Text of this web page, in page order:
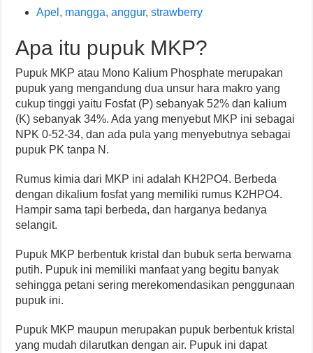
Apel, mangga, anggur, strawberry
Apa itu pupuk MKP?
Pupuk MKP atau Mono Kalium Phosphate merupakan
pupuk yang mengandung dua unsur hara makro yang
cukup tinggi yaitu Fosfat (P) sebanyak 52% dan kalium
(K) sebanyak 34%. Ada yang menyebut MKP ini sebagai
NPK 0-52-34, dan ada pula yang menyebutnya sebagai
pupuk PK tanpa N.
Rumus kimia dari MKP ini adalah KH2PO4. Berbeda
dengan dikalium fosfat yang memiliki rumus K2HPO4.
Hampir sama tapi berbeda, dan harganya bedanya
selangit.
Pupuk MKP berbentuk kristal dan bubuk serta berwarna
putih. Pupuk ini memiliki manfaat yang begitu banyak
sehingga petani sering merekomendasikan penggunaan
pupuk ini.
Pupuk MKP maupun merupakan pupuk berbentuk kristal
yang mudah dilarutkan dengan air. Pupuk ini dapat